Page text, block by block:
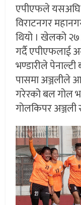
एपीएफले यसअघि
विराटनगर
थियो । खेलको
गर्दै एपीएफलाई
भण्डारीले
पासमा अञ्जलीले
गरेरको बल गोल
गोलकिपर अञ्जली